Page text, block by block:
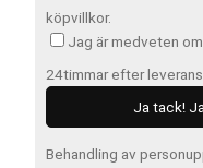
köpvillkor.
Jag är medveten
24timmar efter leverans.
Behandling av